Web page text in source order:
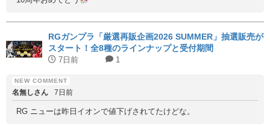
RGガンプラ「厳選再販企画2026 SUMMER」抽選販売が
スタート！全8種のラインナップと受付期間
7日前 1
名無しさん 7日前
RG ニューは昨日イオンで値下げされてたけどな。